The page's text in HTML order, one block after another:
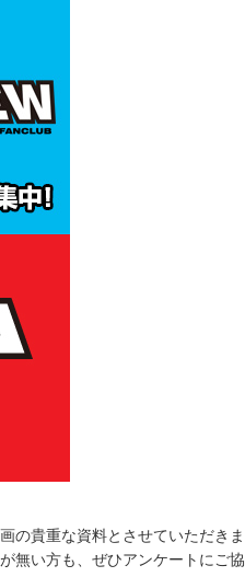
の貴重な資料とさせていただきま
無い方も、ぜひアンケートにご協